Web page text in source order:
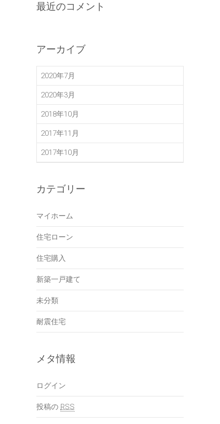
最近のコメント
アーカイブ
2020年7月
2020年3月
2018年10月
2017年11月
2017年10月
カテゴリー
マイホーム
住宅ローン
住宅購入
新築一戸建て
未分類
耐震住宅
メタ情報
ログイン
投稿の RSS